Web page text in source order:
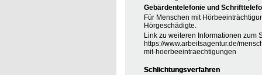
Gebärdentelefonie und
Für Menschen mit
Hörgeschädigte.
Link zu weiteren Informationen zum
https://www.arbeitsagentur.de/
mit-hoerbeeintraechtigungen
Schlichtungsverfahren